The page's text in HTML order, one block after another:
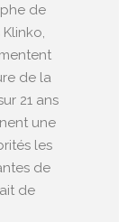
de
de la
21 ans
une
les
de
de